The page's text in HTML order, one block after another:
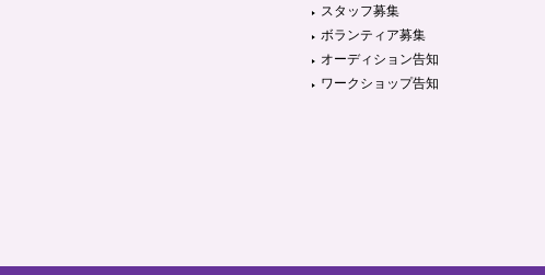
スタッフ募集
ボランティア募集
オーディション告知
ワークショップ告知